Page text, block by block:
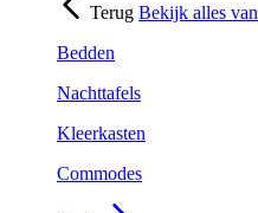
Terug Bekijk alles van
Bedden
Nachttafels
Kleerkasten
Commodes